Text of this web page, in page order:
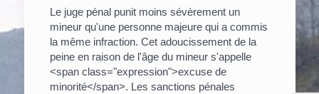
Le juge pénal punit moins sévèrement un
mineur qu'une personne majeure qui a commis
la même infraction. Cet adoucissement de la
peine en raison de l'âge du mineur s'appelle
<span class="expression">excuse de
minorité</span>. Les sanctions pénales